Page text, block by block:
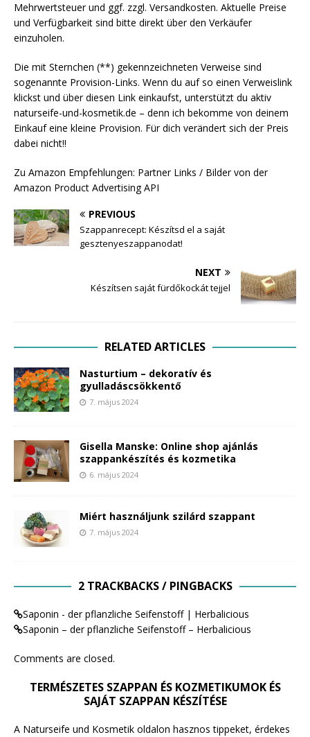
Mehrwertsteuer und ggf. zzgl. Versandkosten. Aktuelle Preise
und Verfügbarkeit sind bitte direkt über den Verkäufer
einzuholen.
Die mit Sternchen (**) gekennzeichneten Verweise sind
sogenannte Provision-Links. Wenn du auf so einen Verweislink
klickst und über diesen Link einkaufst, unterstützt du aktiv
naturseife-und-kosmetik.de – denn ich bekomme von deinem
Einkauf eine kleine Provision. Für dich verändert sich der Preis
dabei nicht!!
Zu Amazon Empfehlungen: Partner Links / Bilder von der
Amazon Product Advertising API
PREVIOUS
Szappanrecept: Készítsd el a saját
gesztenyeszappanodat!
NEXT
Készítsen saját fürdőkockát tejjel
RELATED ARTICLES
Nasturtium – dekoratív és
gyulladáscsökkentő
7. május 2024
Gisella Manske: Online shop ajánlás
szappankészítés és kozmetika
6. május 2024
Miért használjunk szilárd szappant
7. május 2024
2 TRACKBACKS / PINGBACKS
Saponin - der pflanzliche Seifenstoff | Herbalicious
Saponin – der pflanzliche Seifenstoff – Herbalicious
Comments are closed.
TERMÉSZETES SZAPPAN ÉS KOZMETIKUMOK ÉS
SAJÁT SZAPPAN KÉSZÍTÉSE
A Naturseife und Kosmetik oldalon hasznos tippeket, érdekes